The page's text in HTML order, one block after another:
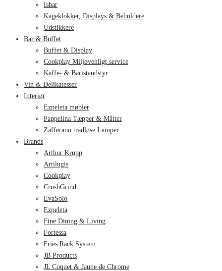
Isbar
Kageklokker, Displays & Beholdere
Udstikkere
Bar & Buffet
Buffet & Display
Cookplay Miljøvenligt service
Kaffe- & Baristaudstyr
Vin & Delikatesser
Interiør
Ezpeleta møbler
Pappelina Tæpper & Måtter
Zafferano trådløse Lamper
Brands
Arthur Krupp
Artilugis
Cookplay
CrushGrind
EvaSolo
Ezpeleta
Fine Dining & Living
Fortessa
Fries Rack System
JB Products
JL Coquet & Jaune de Chrome